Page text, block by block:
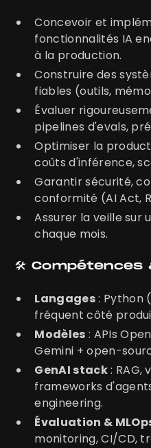
Concevoir et
fonctionnalités IA
à la production.
Construire des
fiables (outils,
Évaluer
pipelines d'evals,
Optimiser la
coûts d'inférence,
Garantir sécurité,
conformité (AI Act,
Assurer la veille sur
chaque mois.
🛠️ Compétences
Langages: Python
fréquent côté
Modèles : APIs
Gemini + open-
GenAI stack: RAG,
frameworks
engineering.
Évaluation &
monitoring, CI/CD,